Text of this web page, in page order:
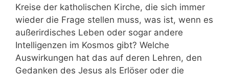
Kreise der katholischen Kirche, die sich immer
wieder die Frage stellen muss, was ist, wenn es
außerirdisches Leben oder sogar andere
Intelligenzen im Kosmos gibt? Welche
Auswirkungen hat das auf deren Lehren, den
Gedanken des Jesus als Erlöser oder die